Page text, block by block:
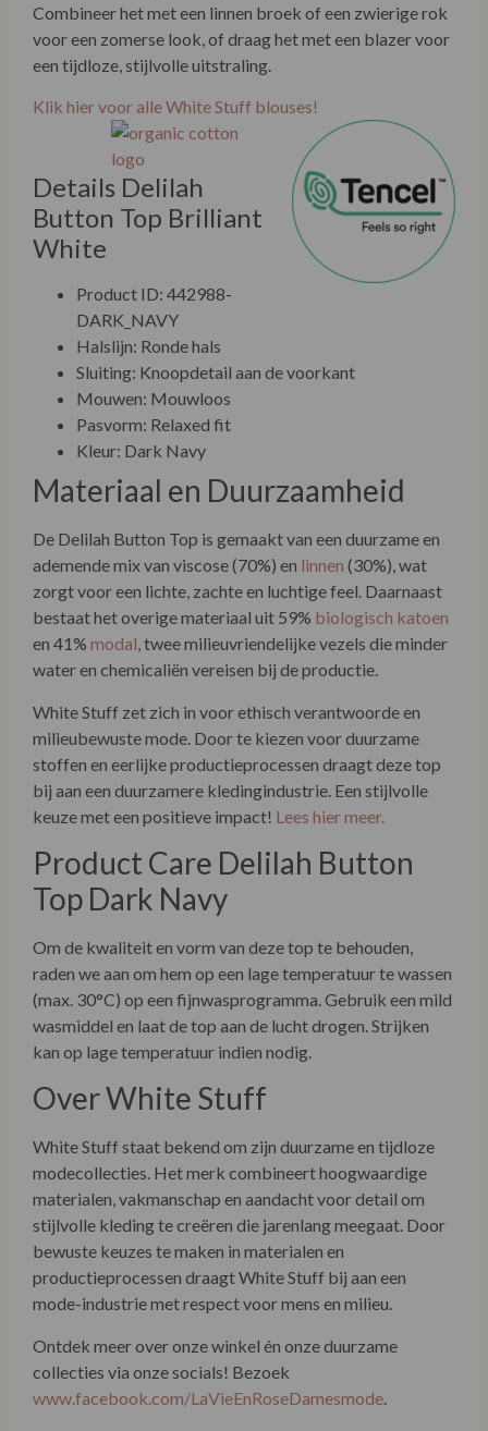
Combineer het met een linnen broek of een zwierige rok
voor een zomerse look, of draag het met een blazer voor
een tijdloze, stijlvolle uitstraling.
Klik hier voor alle White Stuff blouses!
Details Delilah
Button Top Brilliant
White
Product ID: 442988-
DARK_NAVY
Halslijn: Ronde hals
Sluiting: Knoopdetail aan de voorkant
Mouwen: Mouwloos
Pasvorm: Relaxed fit
Kleur: Dark Navy
Materiaal en Duurzaamheid
De Delilah Button Top is gemaakt van een duurzame en
ademende mix van viscose (70%) en linnen (30%), wat
zorgt voor een lichte, zachte en luchtige feel. Daarnaast
bestaat het overige materiaal uit 59% biologisch katoen
en 41% modal, twee milieuvriendelijke vezels die minder
water en chemicaliën vereisen bij de productie.
White Stuff zet zich in voor ethisch verantwoorde en
milieubewuste mode. Door te kiezen voor duurzame
stoffen en eerlijke productieprocessen draagt deze top
bij aan een duurzamere kledingindustrie. Een stijlvolle
keuze met een positieve impact! Lees hier meer.
Product Care Delilah Button
Top Dark Navy
Om de kwaliteit en vorm van deze top te behouden,
raden we aan om hem op een lage temperatuur te wassen
(max. 30°C) op een fijnwasprogramma. Gebruik een mild
wasmiddel en laat de top aan de lucht drogen. Strijken
kan op lage temperatuur indien nodig.
Over White Stuff
White Stuff staat bekend om zijn duurzame en tijdloze
modecollecties. Het merk combineert hoogwaardige
materialen, vakmanschap en aandacht voor detail om
stijlvolle kleding te creëren die jarenlang meegaat. Door
bewuste keuzes te maken in materialen en
productieprocessen draagt White Stuff bij aan een
mode-industrie met respect voor mens en milieu.
Ontdek meer over onze winkel én onze duurzame
collecties via onze socials! Bezoek
www.facebook.com/LaVieEnRoseDamesmode.